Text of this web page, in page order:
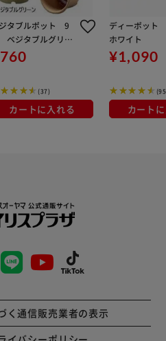
タブルポット 9
ジタブルグリー
(37)
カートに入れる
ディーポッ
ホワイト
¥1,090
カート
く通信販売業者の表示